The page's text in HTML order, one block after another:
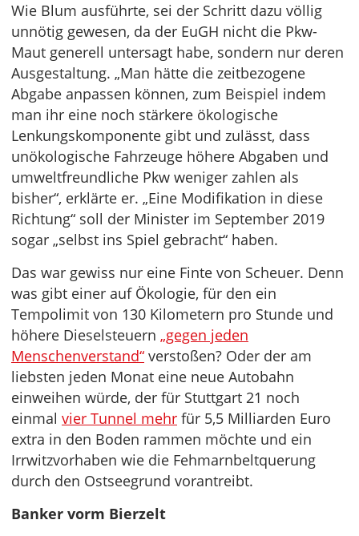
Wie Blum ausführte, sei der Schritt dazu völlig
unnötig gewesen, da der EuGH nicht die Pkw-
Maut generell untersagt habe, sondern nur deren
Ausgestaltung. „Man hätte die zeitbezogene
Abgabe anpassen können, zum Beispiel indem
man ihr eine noch stärkere ökologische
Lenkungskomponente gibt und zulässt, dass
unökologische Fahrzeuge höhere Abgaben und
umweltfreundliche Pkw weniger zahlen als
bisher“, erklärte er. „Eine Modifikation in diese
Richtung“ soll der Minister im September 2019
sogar „selbst ins Spiel gebracht“ haben.
Das war gewiss nur eine Finte von Scheuer. Denn
was gibt einer auf Ökologie, für den ein
Tempolimit von 130 Kilometern pro Stunde und
höhere Dieselsteuern „gegen jeden
Menschenverstand“ verstoßen? Oder der am
liebsten jeden Monat eine neue Autobahn
einweihen würde, der für Stuttgart 21 noch
einmal vier Tunnel mehr für 5,5 Milliarden Euro
extra in den Boden rammen möchte und ein
Irrwitzvorhaben wie die Fehmarnbeltquerung
durch den Ostseegrund vorantreibt.
Banker vorm Bierzelt